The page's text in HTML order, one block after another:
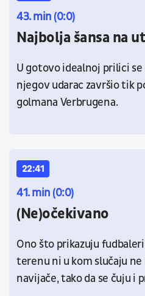
43. min (0:0)
Najbolja šansa na
U gotovo idealnoj prilici se
njegov udarac završio tik
golmana Verbrugena.
22:41
41. min (0:0)
(Ne)očekivano
Ono što prikazuju
terenu ni u kom slučaju ne
navijače, tako da se čuju i